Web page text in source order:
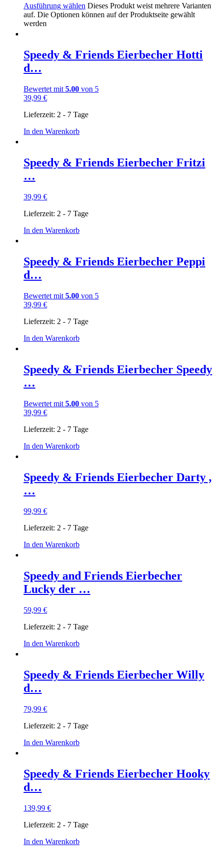
Ausführung wählen Dieses Produkt weist mehrere Varianten
auf. Die Optionen können auf der Produktseite gewählt
werden
Speedy & Friends Eierbecher Hotti
d…
Bewertet mit 5.00 von 5
39,99 €
Lieferzeit: 2 - 7 Tage
In den Warenkorb
Speedy & Friends Eierbecher Fritzi
…
39,99 €
Lieferzeit: 2 - 7 Tage
In den Warenkorb
Speedy & Friends Eierbecher Peppi
d…
Bewertet mit 5.00 von 5
39,99 €
Lieferzeit: 2 - 7 Tage
In den Warenkorb
Speedy & Friends Eierbecher Speedy
…
Bewertet mit 5.00 von 5
39,99 €
Lieferzeit: 2 - 7 Tage
In den Warenkorb
Speedy & Friends Eierbecher Darty ,
…
99,99 €
Lieferzeit: 2 - 7 Tage
In den Warenkorb
Speedy and Friends Eierbecher
Lucky der …
59,99 €
Lieferzeit: 2 - 7 Tage
In den Warenkorb
Speedy & Friends Eierbecher Willy
d…
79,99 €
Lieferzeit: 2 - 7 Tage
In den Warenkorb
Speedy & Friends Eierbecher Hooky
d…
139,99 €
Lieferzeit: 2 - 7 Tage
In den Warenkorb